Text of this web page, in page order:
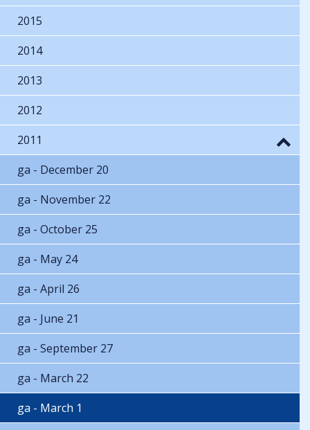
2015
2014
2013
2012
2011
ga - December 20
ga - November 22
ga - October 25
ga - May 24
ga - April 26
ga - June 21
ga - September 27
ga - March 22
ga - March 1